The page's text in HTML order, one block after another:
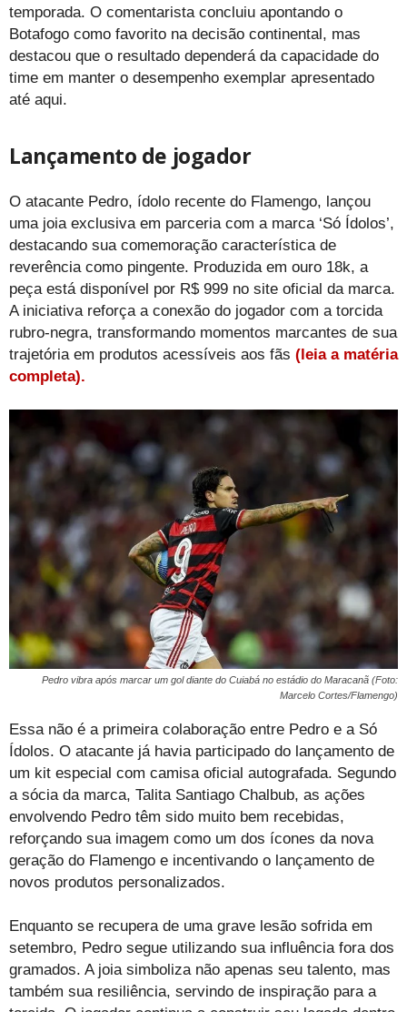
temporada. O comentarista concluiu apontando o
Botafogo como favorito na decisão continental, mas
destacou que o resultado dependerá da capacidade do
time em manter o desempenho exemplar apresentado
até aqui.
Lançamento de jogador
O atacante Pedro, ídolo recente do Flamengo, lançou
uma joia exclusiva em parceria com a marca ‘Só Ídolos’,
destacando sua comemoração característica de
reverência como pingente. Produzida em ouro 18k, a
peça está disponível por R$ 999 no site oficial da marca.
A iniciativa reforça a conexão do jogador com a torcida
rubro-negra, transformando momentos marcantes de sua
trajetória em produtos acessíveis aos fãs (leia a matéria
completa).
Pedro vibra após marcar um gol diante do Cuiabá no estádio do Maracanã (Foto:
Marcelo Cortes/Flamengo)
Essa não é a primeira colaboração entre Pedro e a Só
Ídolos. O atacante já havia participado do lançamento de
um kit especial com camisa oficial autografada. Segundo
a sócia da marca, Talita Santiago Chalbub, as ações
envolvendo Pedro têm sido muito bem recebidas,
reforçando sua imagem como um dos ícones da nova
geração do Flamengo e incentivando o lançamento de
novos produtos personalizados.
Enquanto se recupera de uma grave lesão sofrida em
setembro, Pedro segue utilizando sua influência fora dos
gramados. A joia simboliza não apenas seu talento, mas
também sua resiliência, servindo de inspiração para a